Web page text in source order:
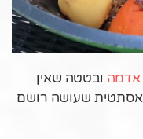
אדמה ובטטה שאין
שעושה רושם